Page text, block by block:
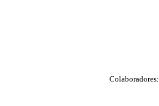
Colaboradores: